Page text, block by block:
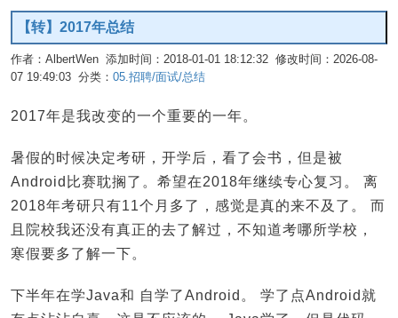
【转】2017年总结
作者：AlbertWen 添加时间：2018-01-01 18:12:32 修改时间：2026-08-
07 19:49:03 分类： 05.招聘/面试/总结
2017年是我改变的一个重要的一年。
暑假的时候决定考研，开学后，看了会书，但是被
Android比赛耽搁了。希望在2018年继续专心复习。 离
2018年考研只有11个月多了，感觉是真的来不及了。 而
且院校我还没有真正的去了解过，不知道考哪所学校，
寒假要多了解一下。
下半年在学Java和 自学了Android。 学了点Android就